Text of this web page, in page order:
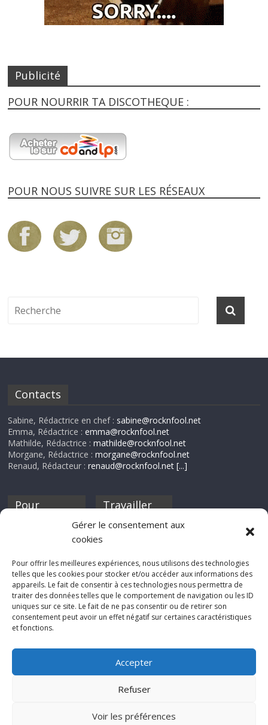
Gérer le consentement aux
cookies
Pour offrir les meilleures expériences, nous utilisons des technologies
telles que les cookies pour stocker et/ou accéder aux informations des
appareils. Le fait de consentir à ces technologies nous permettra de
traiter des données telles que le comportement de navigation ou les ID
uniques sur ce site. Le fait de ne pas consentir ou de retirer son
consentement peut avoir un effet négatif sur certaines caractéristiques
et fonctions.
Accepter
Refuser
Voir les préférences
Publicité
POUR NOURRIR TA DISCOTHEQUE :
POUR NOUS SUIVRE SUR LES RÉSEAUX
Contacts
Sabine, Rédactrice en chef : sabine@rocknfool.net
Emma, Rédactrice :emma@rocknfool.net
Mathilde, Rédactrice :mathilde@rocknfool.net
Morgane, Rédactrice :morgane@rocknfool.net
Renaud, Rédacteur :renaud@rocknfool.net [...]
Pour
discothèque
Travailler
Si tu souhaites
Rocknfool, n'hésite
pas à nous envoyer
tes chroniques de
concerts, de films,
séries ou des billets
d'humeur :
net